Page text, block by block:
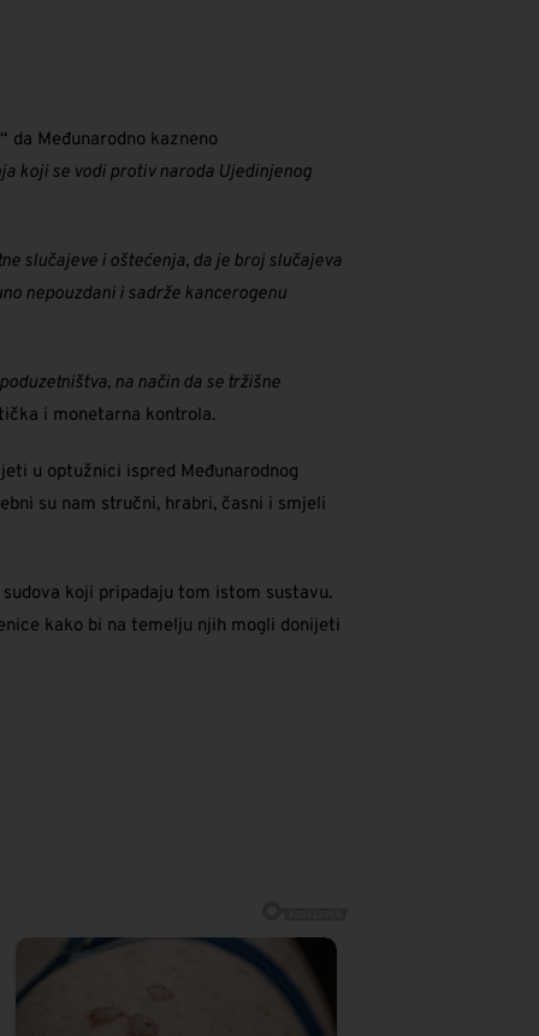
da Međunarodno kazneno
koji se vodi protiv naroda Ujedinjenog
slučajeve i oštećenja, da je broj slučajeva
nepouzdani i sadrže kancerogenu
na način da se tržišne
i monetarna kontrola.​
u optužnici ispred Međunarodnog
su nam stručni, hrabri, časni i smjeli
koji pripadaju tom istom sustavu.
kako bi na temelju njih mogli donijeti